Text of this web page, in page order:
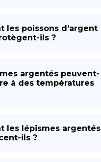
les poissons d'argent
ils ?
argentés peuvent-
à des températures
les lépismes argentés
ils ?